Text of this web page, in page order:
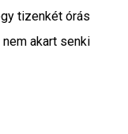
tizenkét órás
akart senki